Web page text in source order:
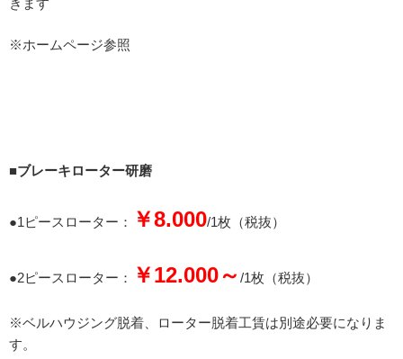
※ホームページ参照
■ブレーキローター研磨
●1ピースローター： ￥8.000/1枚（税抜）
●2ピースローター： ￥12.000～ /1枚（税抜）
※ベルハウジング脱着、ローター脱着工賃は別途必要になりま
す。